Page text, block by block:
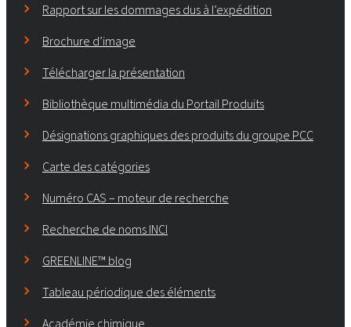
Rapport sur les dommages dus à l’expédition
Brochure d’image
Télécharger la présentation
Bibliothèque multimédia du Portail Produits
Désignations graphiques des produits du groupe PCC
Carte des catégories
Numéro CAS – moteur de recherche
Recherche de noms INCI
GREENLINE™ blog
Tableau périodique des éléments
Académie chimique